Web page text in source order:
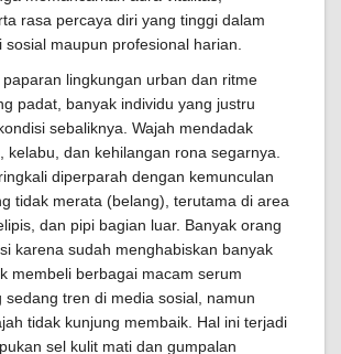
rasa percaya diri yang tinggi dalam
sosial maupun profesional harian.
lingkungan urban dan ritme
padat, banyak individu yang justru
sebaliknya. Wajah mendadak
kelabu, dan kehilangan rona segarnya.
diperparah dengan kemunculan
tidak merata (belang), terutama di area
dan pipi bagian luar. Banyak orang
karena sudah menghabiskan banyak
membeli berbagai macam serum
sedang tren di media sosial, namun
tidak kunjung membaik. Hal ini terjadi
sel kulit mati dan gumpalan